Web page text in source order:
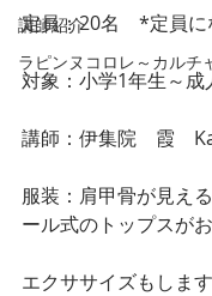
講師紹介
ラピンヌコロレ～カルチ
定員：20名　*定員
対象：小学1年生～成
講師：伊集院　霞　
服装：肩甲骨が見え
ール式のトップスがお
エクササイズもしま